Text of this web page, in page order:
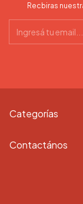
Recbiras
Categorías
Contactános